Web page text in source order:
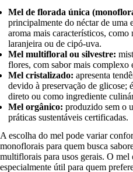
Mel de florada única
principalmente do néctar de uma
aroma mais característicos, como
laranjeira ou de cipó-uva.
Mel multifloral ou silvestre:
flores, com sabor mais complexo
Mel cristalizado: apresenta
devido à preservação de glicose;
direto ou como ingrediente
Mel orgânico: produzido sem o
práticas sustentáveis certificadas.
A escolha do mel pode variar
monoflorais para quem busca
multiflorais para usos gerais. O mel
especialmente útil para quem